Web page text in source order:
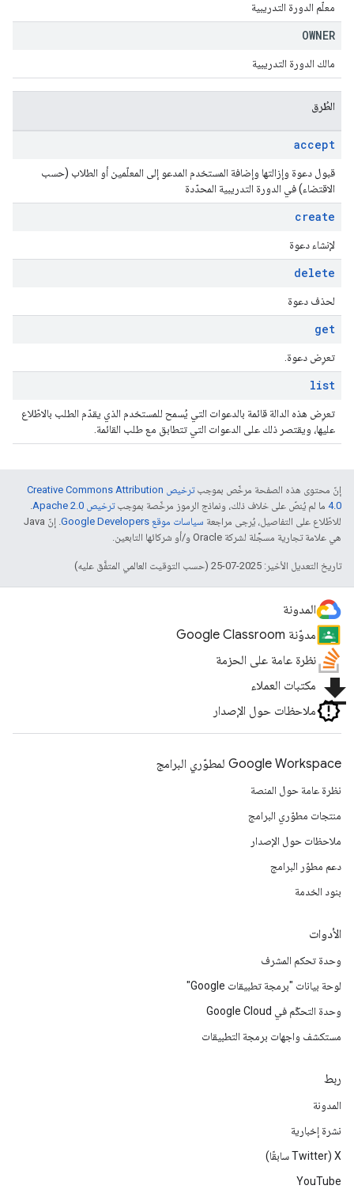
معلّم الدورة التدريبية
OWNER
مالك الدورة التدريبية
الطُرق
accept
قبول دعوة وإزالتها وإضافة المستخدم المدعو إلى المعلّمين أو الطلاب (حسب
الاقتضاء) في الدورة التدريبية المحدّدة
create
لإنشاء دعوة
delete
لحذف دعوة
get
تعرِض دعوة.
list
تعرِض هذه الدالة قائمة بالدعوات التي يُسمح للمستخدم الذي يقدّم الطلب بالاطّلاع
عليها، ويقتصر ذلك على الدعوات التي تتطابق مع طلب القائمة.
إنّ محتوى هذه الصفحة مرخّص بموجب
ترخيص Creative Commons Attribution
4.0‏ ما لم يُنصّ على خلاف ذلك، ونماذج الرموز مرخّصة بموجبترخيص Apache 2.0‏
.
للاطّلاع على التفاصيل، يُرجى مراجعة سياسات موقع Google Developers‏
. إنّ Java
هي علامة تجارية مسجَّلة لشركة Oracle و/أو شركائها التابعين.
تاريخ التعديل الأخير: 2025-07-25 (حسب التوقيت العالمي المتفَّق عليه)
المدونة
مدوّنة Google Classroom
نظرة عامة على الحزمة
file_download مكتبات العملاء
ملاحظات حول الإصدار
Google Workspace لمطوّري البرامج
نظرة عامة حول المنصة
منتجات مطوّري البرامج
ملاحظات حول الإصدار
دعم مطوّر البرامج
بنود الخدمة
الأدوات
وحدة تحكم المشرف
لوحة بيانات "برمجة تطبيقات Google"
وحدة التحكّم في Google Cloud
مستكشف واجهات برمجة التطبيقات
ربط
المدونة
نشرة إخبارية
‫X ‏(Twitter سابقًا)
YouTube